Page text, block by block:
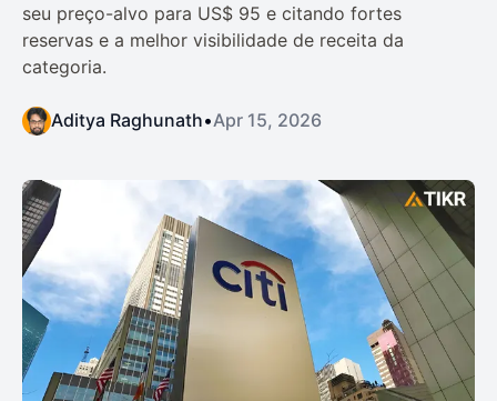
seu preço-alvo para US$ 95 e citando fortes
reservas e a melhor visibilidade de receita da
categoria.
Aditya Raghunath•Apr 15, 2026